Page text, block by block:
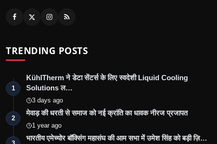
TRENDING POSTS
1
KühlTherm ने डेटा सेंटर्स के लिए स्वदेशी Liquid Cooling
Solutions ल…
3 days ago
2
मेवाड़ की धरती से समाज को नई क्रांति का धावक नीरज प्रजापत
1 year ago
भारतीय एमेच्योर बॉक्सिंग महासंघ की आम सभा में उमेश सिंह को बड़ी ज़ि…